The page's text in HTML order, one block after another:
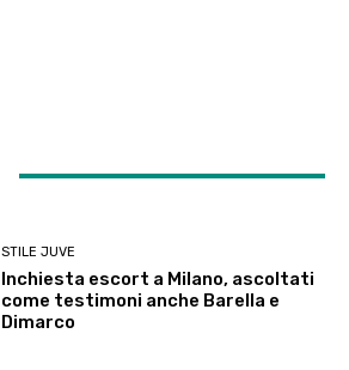
STILE JUVE
Inchiesta escort a Milano, ascoltati
come testimoni anche Barella e
Dimarco